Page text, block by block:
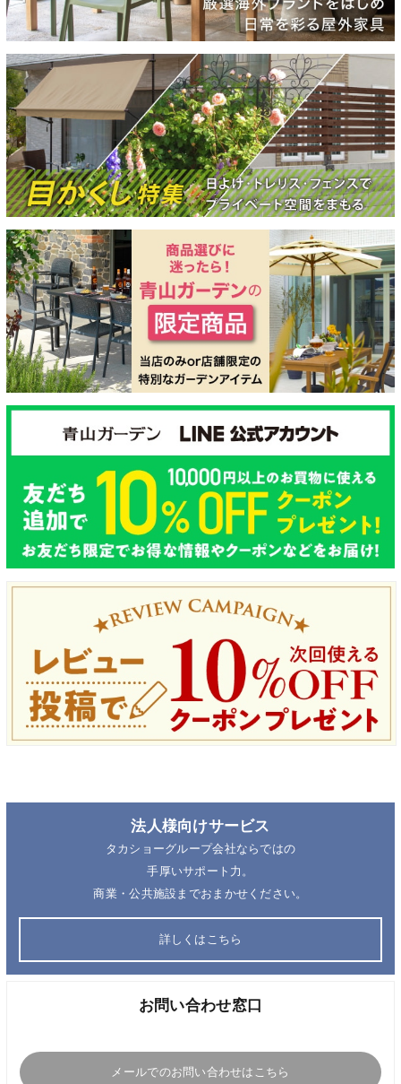
法人様向けサービス
タカショーグループ会社ならではの
手厚いサポート力。
商業・公共施設までおまかせください。
詳しくはこちら
お問い合わせ窓口
メールでのお問い合わせはこちら